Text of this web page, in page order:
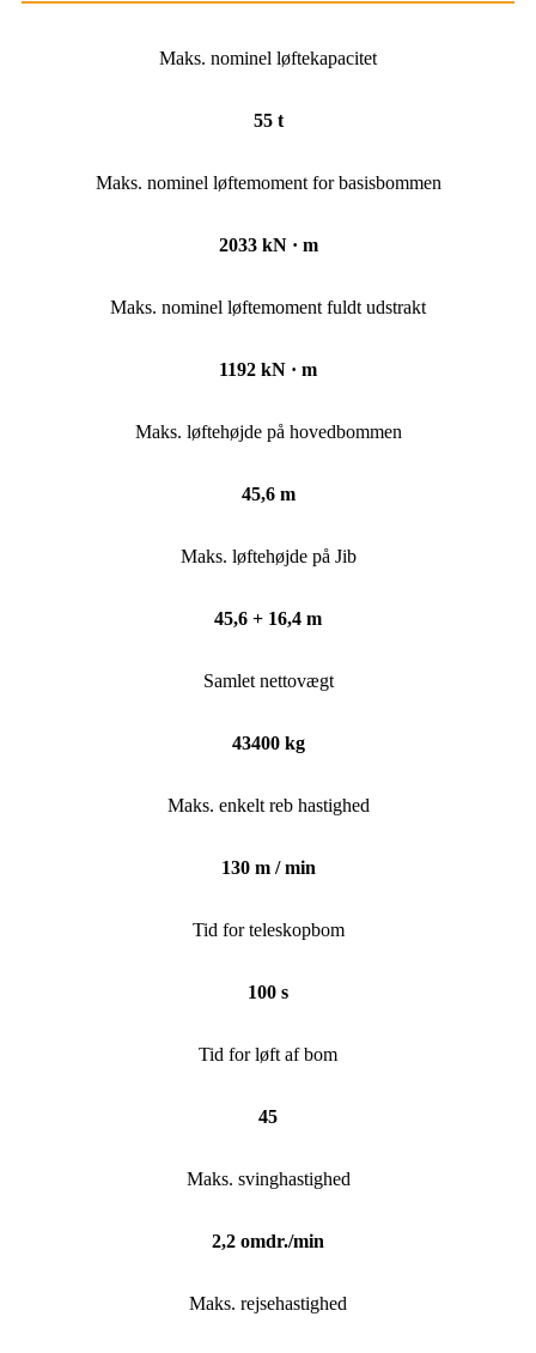
Maks. nominel løftekapacitet
55 t
Maks. nominel løftemoment for basisbommen
2033 kN · m
Maks. nominel løftemoment fuldt udstrakt
1192 kN · m
Maks. løftehøjde på hovedbommen
45,6 m
Maks. løftehøjde på Jib
45,6 + 16,4 m
Samlet nettovægt
43400 kg
Maks. enkelt reb hastighed
130 m / min
Tid for teleskopbom
100 s
Tid for løft af bom
45
Maks. svinghastighed
2,2 omdr./min
Maks. rejsehastighed